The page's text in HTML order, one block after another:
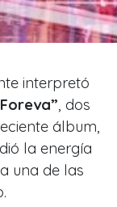
interpretó
, dos
álbum,
la energía
una de las